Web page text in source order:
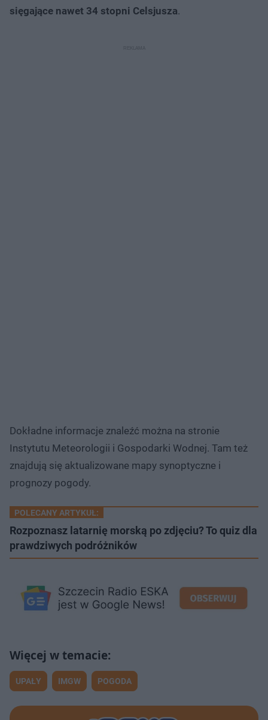
sięgające nawet 34 stopni Celsjusza.
Dokładne informacje znaleźć można na stronie
Instytutu Meteorologii i Gospodarki Wodnej. Tam też
znajdują się aktualizowane mapy synoptyczne i
prognozy pogody.
POLECANY ARTYKUŁ:
Rozpoznasz latarnię morską po zdjęciu? To quiz dla
prawdziwych podróżników
UPAŁY IMGW POGODA